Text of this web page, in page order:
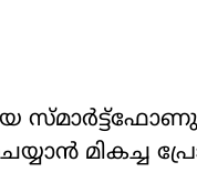
മികച്ച